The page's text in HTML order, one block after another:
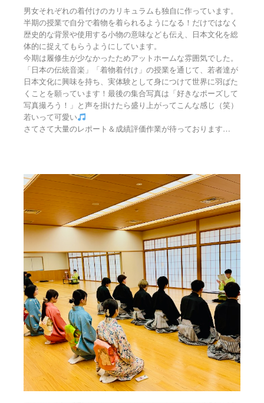
男女それぞれの着付けのカリキュラムも独自に作っています。
半期の授業で自分で着物を着られるようになる！だけではなく
歴史的な背景や使用する小物の意味なども伝え、日本文化を総
体的に捉えてもらうようにしています。
今期は履修生が少なかったためアットホームな雰囲気でした。
「日本の伝統音楽」「着物着付け」の授業を通じて、若者達が
日本文化に興味を持ち、実体験として身につけて世界に羽ばた
くことを願っています！最後の集合写真は「好きなポーズして
写真撮ろう！」と声を掛けたら盛り上がってこんな感じ（笑）
若いって可愛い
さてさて大量のレポート＆成績評価作業が待っております…